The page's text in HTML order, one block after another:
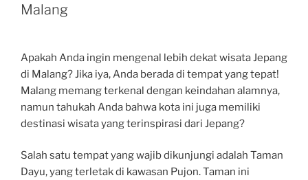
Malang
Apakah Anda ingin mengenal lebih dekat wisata Jepang
di Malang? Jika iya, Anda berada di tempat yang tepat!
Malang memang terkenal dengan keindahan alamnya,
namun tahukah Anda bahwa kota ini juga memiliki
destinasi wisata yang terinspirasi dari Jepang?
Salah satu tempat yang wajib dikunjungi adalah Taman
Dayu, yang terletak di kawasan Pujon. Taman ini